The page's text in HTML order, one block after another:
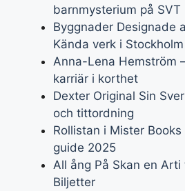
barnmysterium på SVT
Byggnader Designade
Kända verk i Stockholm
Anna-Lena Hemström
karriär i korthet
Dexter Original Sin
och tittordning
Rollistan i Mister
guide 2025
All ång På Skan en
Biljetter